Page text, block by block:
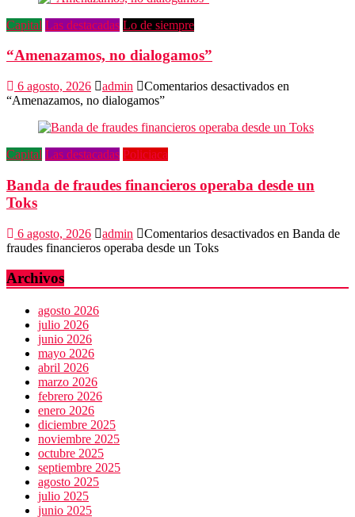
Capital Las destacadas Lo de siempre
“Amenazamos, no dialogamos”
6 agosto, 2026 admin Comentarios desactivados en
“Amenazamos, no dialogamos”
Capital Las destacadas Policiaca
Banda de fraudes financieros operaba desde un
Toks
6 agosto, 2026 admin Comentarios desactivados en Banda de
fraudes financieros operaba desde un Toks
Archivos
agosto 2026
julio 2026
junio 2026
mayo 2026
abril 2026
marzo 2026
febrero 2026
enero 2026
diciembre 2025
noviembre 2025
octubre 2025
septiembre 2025
agosto 2025
julio 2025
junio 2025